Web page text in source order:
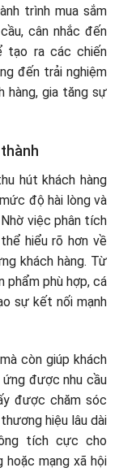
trình mua sắm
cân nhắc đến
tạo ra các chiến
đến trải nghiệm
hàng, gia tăng sự
hút khách hàng
độ hài lòng và
việc phân tích
hiểu rõ hơn về
khách hàng. Từ
phẩm phù hợp, cá
sự kết nối mạnh
còn giúp khách
ứng được nhu cầu
được chăm sóc
hiệu lâu dài
tích cực cho
hoặc mạng xã hội